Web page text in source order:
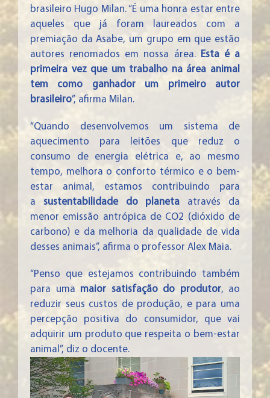
brasileiro Hugo Milan. “É uma honra estar entre
aqueles que já foram laureados com a
premiação da Asabe, um grupo em que estão
autores renomados em nossa área.
Esta é a
primeira vez que um trabalho na área animal
tem como ganhador um primeiro autor
brasileiro”, afirma Milan.
“Quando desenvolvemos um sistema de
aquecimento para leitões que reduz o
consumo de energia elétrica e, ao mesmo
tempo, melhora o conforto térmico e o bem-
estar animal, estamos contribuindo para
a sustentabilidade do planeta através da
menor emissão antrópica de CO2 (dióxido de
carbono) e da melhoria da qualidade de vida
desses animais”, afirma o professor Alex Maia.
“Penso que estejamos contribuindo também
para uma maior satisfação do produtor, ao
reduzir seus custos de produção, e para uma
percepção positiva do consumidor, que vai
adquirir um produto que respeita o bem-estar
animal”, diz o docente.